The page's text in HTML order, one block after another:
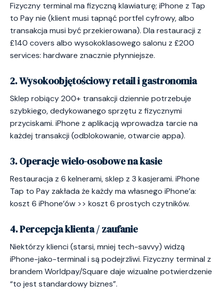
Fizyczny terminal ma fizyczną klawiaturę; iPhone z Tap
to Pay nie (klient musi tapnąć portfel cyfrowy, albo
transakcja musi być przekierowana). Dla restauracji z
£140 covers albo wysokoklasowego salonu z £200
services: hardware znacznie płynniejsze.
2. Wysokoobjętościowy retail i gastronomia
Sklep robiący 200+ transakcji dziennie potrzebuje
szybkiego, dedykowanego sprzętu z fizycznymi
przyciskami. iPhone z aplikacją wprowadza tarcie na
każdej transakcji (odblokowanie, otwarcie appa).
3. Operacje wielo-osobowe na kasie
Restauracja z 6 kelnerami, sklep z 3 kasjerami. iPhone
Tap to Pay zakłada że każdy ma własnego iPhone’a:
koszt 6 iPhone’ów >> koszt 6 prostych czytników.
4. Percepcja klienta / zaufanie
Niektórzy klienci (starsi, mniej tech-savvy) widzą
iPhone-jako-terminal i są podejrzliwi. Fizyczny terminal z
brandem Worldpay/Square daje wizualne potwierdzenie
“to jest standardowy biznes”.